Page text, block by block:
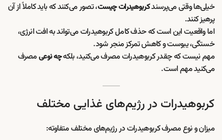
خیلی‌ها وقتی می‌پرسندکربوهیدرات چیست، تصور می‌کنند که باید کاملاً از آن
پرهیز کنند.
اما واقعیت این است که حذف کامل کربوهیدرات می‌تواند به افت انرژی،
خستگی، یبوست و کاهش تمرکز منجر شود.
مهم نیست که چقدر کربوهیدرات مصرف می‌کنید، بلکهچه نوعیمصرف
می‌کنید مهم است.
کربوهیدرات در رژیم‌های غذایی مختلف
میزان و نوع مصرف کربوهیدرات در رژیم‌های مختلف متفاوته: